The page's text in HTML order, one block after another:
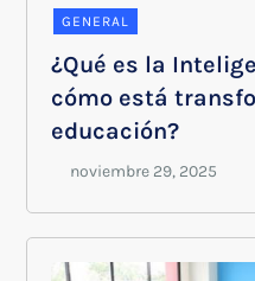
GENERAL
¿Qué es la
cómo está
educación?